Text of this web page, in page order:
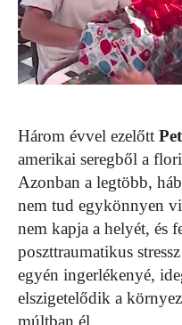
Három évvel ezelőtt
amerikai seregből a
Azonban a legtöbb,
nem tud egykönnyen
nem kapja a helyét, és
poszttraumatikus
egyén ingerlékenyé,
elszigetelődik a
múltban él.